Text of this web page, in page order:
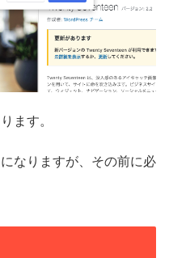
ます。
なりますが、その前に必